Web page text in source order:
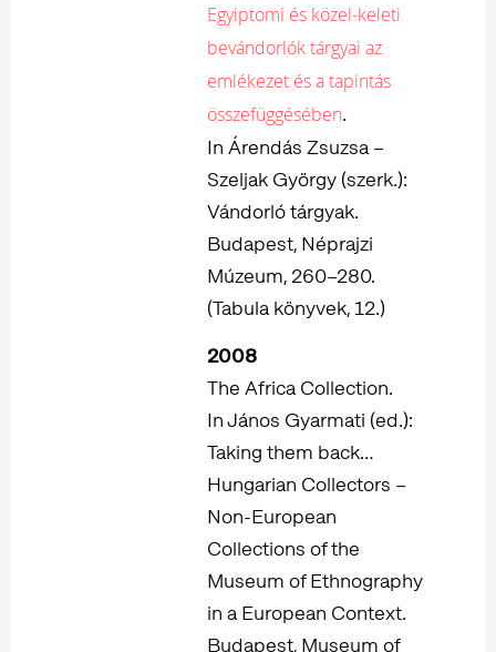
Egyiptomi és közel-keleti
bevándorlók tárgyai az
emlékezet és a tapintás
összefüggésében.
In Árendás Zsuzsa –
Szeljak György (szerk.):
Vándorló tárgyak.
Budapest, Néprajzi
Múzeum, 260–280.
(Tabula könyvek, 12.)
2008
The Africa Collection.
In János Gyarmati (ed.):
Taking them back…
Hungarian Collectors –
Non-European
Collections of the
Museum of Ethnography
in a European Context.
Budapest, Museum of